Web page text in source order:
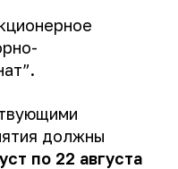
должны
по 22 августа